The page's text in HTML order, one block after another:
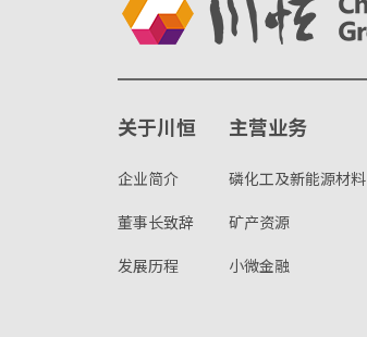
关于川恒
企业简介
董事长致辞
发展历程
主营业务
磷化工及新能源材料
矿产资源
小微金融